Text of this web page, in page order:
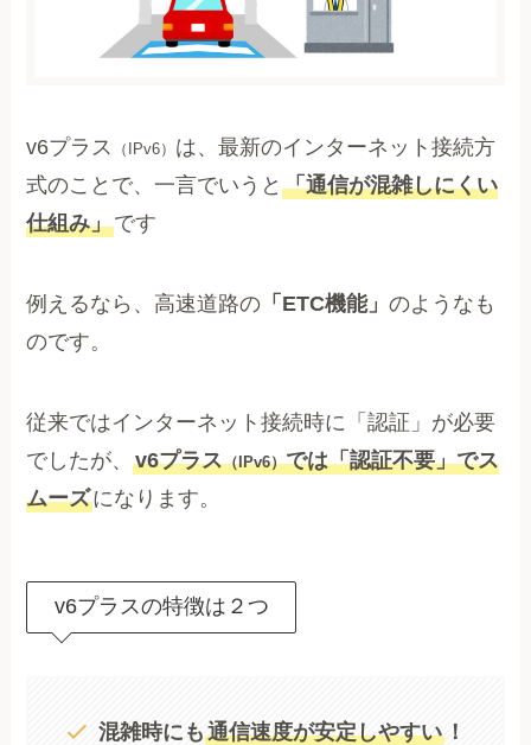
v6プラス （IPv6） は、最新のインターネット接続方
式のことで、一言でいうと「通信が混雑しにくい
仕組み」です
例えるなら、高速道路の 「ETC機能」のようなも
のです。
従来ではインターネット接続時に「認証」が必要
でしたが、v6プラス（IPv6）では「認証不要」でス
ムーズになります。
v6プラスの特徴は２つ
混雑時にも通信速度が安定しやすい！